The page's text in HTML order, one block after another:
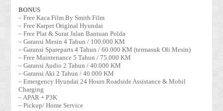
BONUS
– Free Kaca Film By Smith Film
– Free Karpet Original Hyundai
– Free Plat & Surat Jalan Bantuan Polda
– Garansi Mesin 4 Tahun / 100.000 KM
– Garansi Spareparts 4 Tahun / 60.000 KM (termasuk Oli Mesin)
– Free Maintenance 5 Tahun / 75.000 KM
– Garansi Audio 2 Tahun / 40.000 KM
– Garansi Aki 2 Tahun / 40.000 KM
– Emergency Hyundai 24 Hours Roadside Assistance & Mobil
Charging
– APAR + P3K
– Pickup/ Home Service